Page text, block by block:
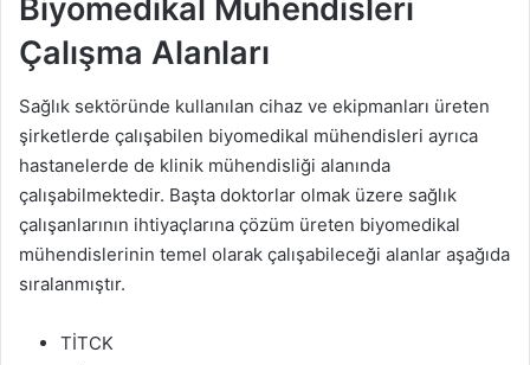
Biyomedikal Mühendisleri
Çalışma Alanları
Sağlık sektöründe kullanılan cihaz ve ekipmanları üreten
şirketlerde çalışabilen biyomedikal mühendisleri ayrıca
hastanelerde de klinik mühendisliği alanında
çalışabilmektedir. Başta doktorlar olmak üzere sağlık
çalışanlarının ihtiyaçlarına çözüm üreten biyomedikal
mühendislerinin temel olarak çalışabileceği alanlar aşağıda
sıralanmıştır.
TİTCK